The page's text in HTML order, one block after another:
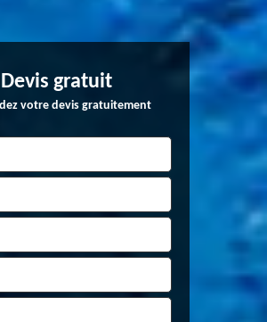
Devis gratuit
votre devis gratuitement